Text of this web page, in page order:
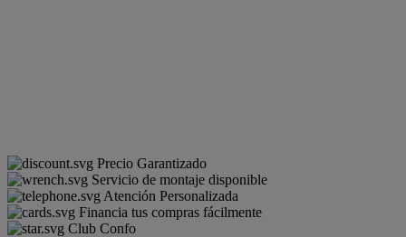
Precio Garantizado
Servicio de montaje disponible
Atención Personalizada
Financia tus compras fácilmente
Club Confo